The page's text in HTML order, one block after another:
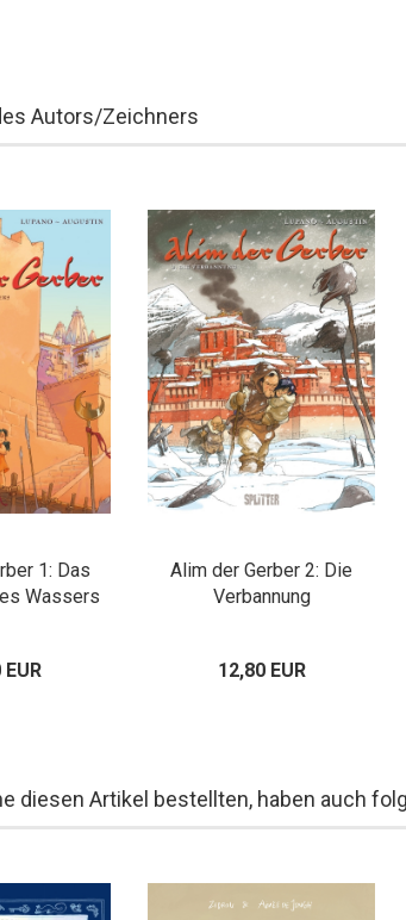
Autors/Zeichners
1: Das
Wassers
Alim der Gerber 2: Die
Verbannung
12,80 EUR
diesen Artikel bestellten, haben auch